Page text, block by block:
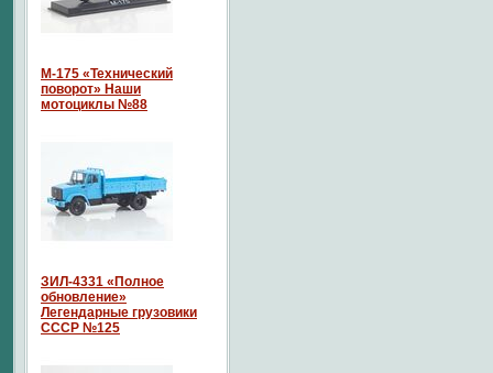
М-175 «Технический
поворот» Наши
мотоциклы №88
ЗИЛ-4331 «Полное
обновление»
Легендарные грузовики
СССР №125